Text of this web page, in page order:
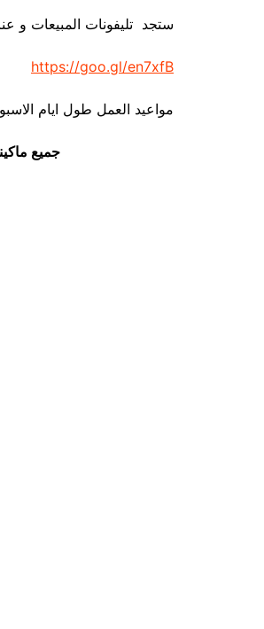
ستجد تليفونات المبيعات و
https://goo.gl/en7xfB
مواعيد العمل طول ايام
جميع